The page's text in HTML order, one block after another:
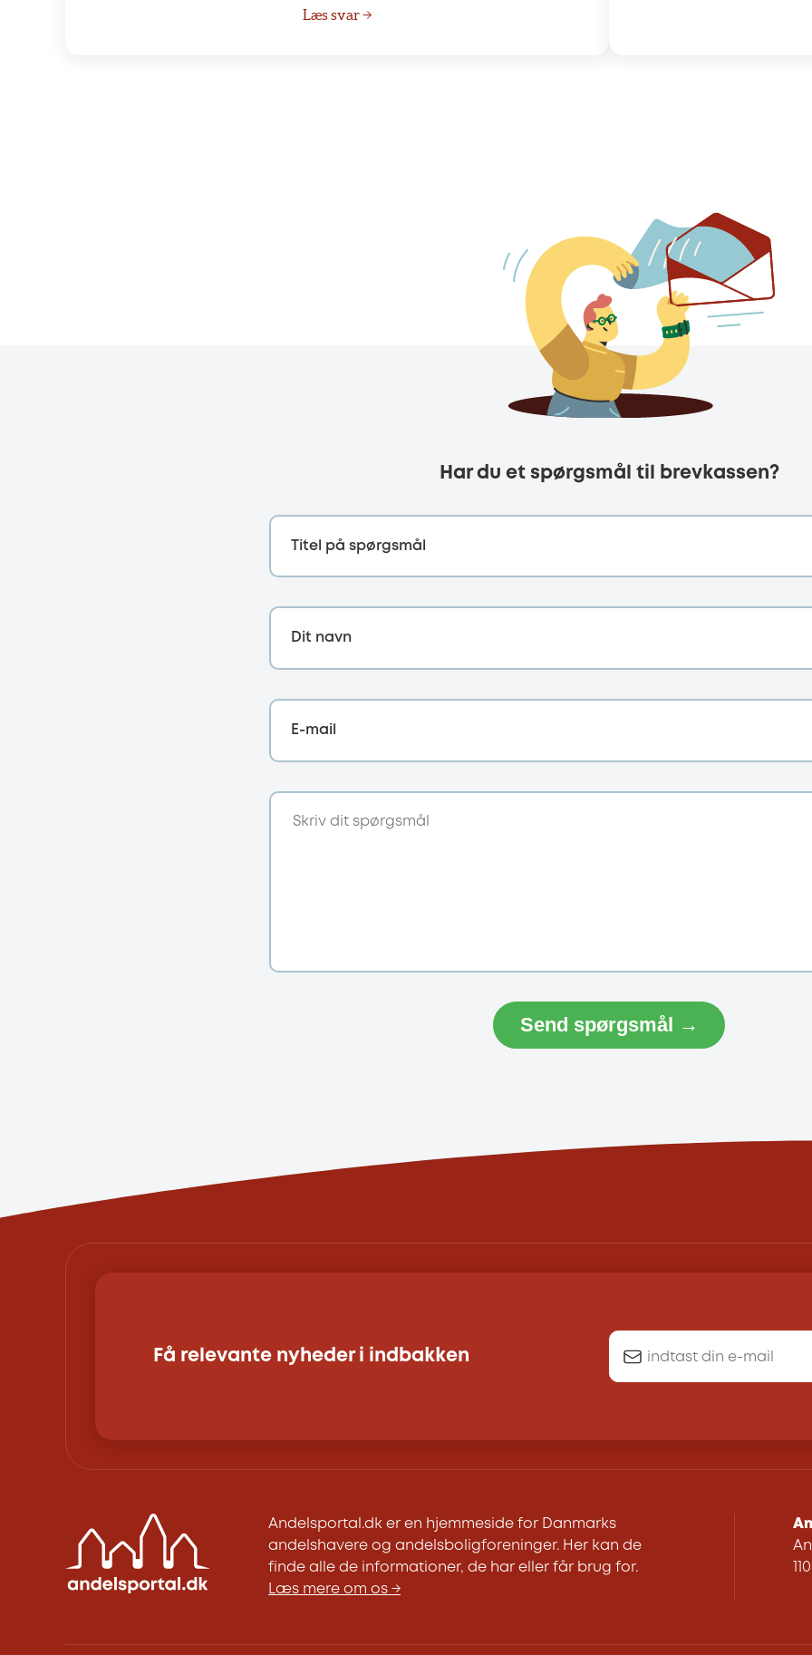
Læs svar →
Har du et spørgsmål til brevkassen?
Titel på spørgsmål
Dit navn
E-mail
Send spørgsmål →
Få relevante nyheder i indbakken
Andelsportal.dk er en hjemmeside for Danmarks
andelshavere og andelsboligforeninger. Her kan de
finde alle de informationer, de har eller får brug for.
Læs mere om os →